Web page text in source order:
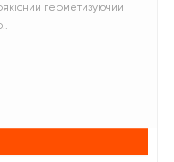
герметизуючий